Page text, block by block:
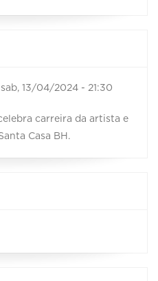
sab, 13/04/2024 - 21:30
carreira da artista e
Casa BH.